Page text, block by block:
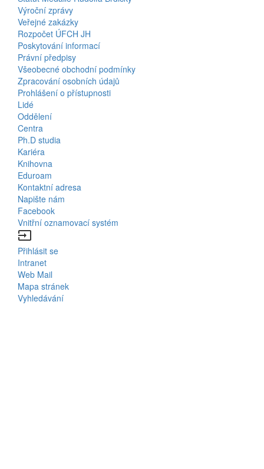
Bottom
Menu
About
Us
Výroční zprávy
Veřejné zakázky
Rozpočet ÚFCH JH
Poskytování informací
Právní předpisy
Všeobecné obchodní podmínky
Zpracování osobních údajů
Prohlášení o přístupnosti
Bottom
Menu
Contacts
Lidé
Oddělení
Centra
Ph.D studia
Kariéra
Knihovna
Eduroam
Kontaktní adresa
Napište nám
Facebook
Vnitřní oznamovací systém
input
Bottom
Menu
Login
Přihlásit se
Intranet
Web Mail
Mapa stránek
Vyhledávání